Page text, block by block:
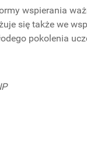
wspierania
się także we
pokolenia